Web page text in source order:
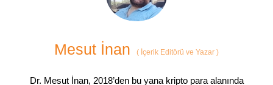
Mesut İnan ( İçerik Editörü ve Yazar )
Dr. Mesut İnan, 2018’den bu yana kripto para alanında